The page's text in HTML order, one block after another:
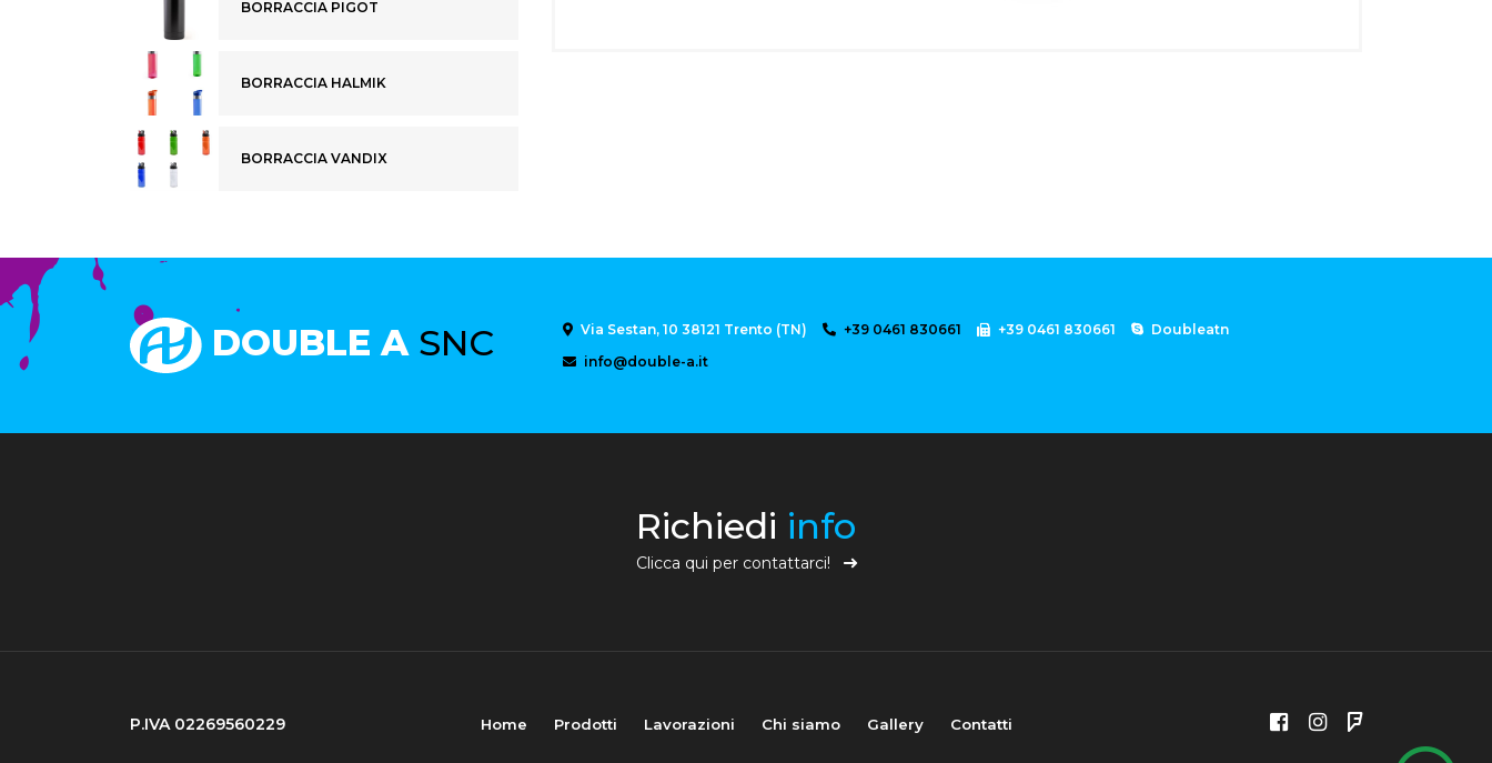
BORRACCIA PIGOT
BORRACCIA HALMIK
BORRACCIA VANDIX
DOUBLE A SNC Via Sestan, 10 38121 Trento (TN) +39 0461 830661 +39 0461 830661
Doubleatn
info@double-a.it
Richiedi info
Clicca qui per contattarci!
P.IVA 02269560229 Home Prodotti Lavorazioni Chi siamo Gallery Contatti